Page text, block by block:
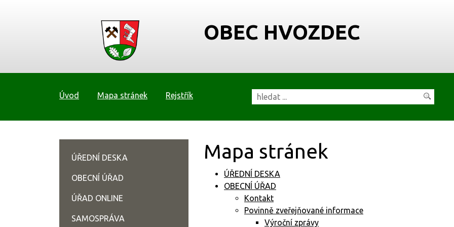
OBEC HVOZDEC
Úvod Mapa stránek Rejstřík
Mapa stránek
ÚŘEDNÍ DESKA
OBECNÍ ÚŘAD
Kontakt
Povinně zveřejňované informace
Výroční zprávy
ÚŘEDNÍ DESKA
OBECNÍ ÚŘAD
ÚŘAD ONLINE
SAMOSPRÁVA